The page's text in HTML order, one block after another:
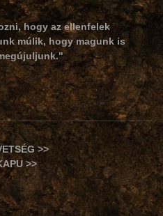
hogy az ellenfelek
múlik, hogy magunk is
>>
>>